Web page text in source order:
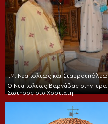
Ι.Μ. Νεαπόλεως και
Ο Νεαπόλεως Βαρνάβας στην
Σωτήρος στο Χορτιάτη